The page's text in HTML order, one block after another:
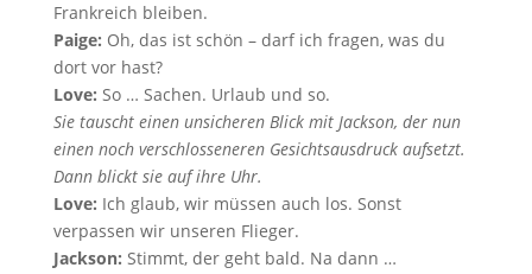
Frankreich bleiben.
Paige: Oh, das ist schön – darf ich fragen, was du
dort vor hast?
Love: So … Sachen. Urlaub und so.
Sie tauscht einen unsicheren Blick mit Jackson, der nun
einen noch verschlosseneren Gesichtsausdruck aufsetzt.
Dann blickt sie auf ihre Uhr.
Love: Ich glaub, wir müssen auch los. Sonst
verpassen wir unseren Flieger.
Jackson: Stimmt, der geht bald. Na dann …